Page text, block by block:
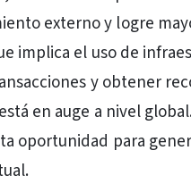
externo y logre
implica el uso de
y obtener
en auge a nivel
oportunidad para